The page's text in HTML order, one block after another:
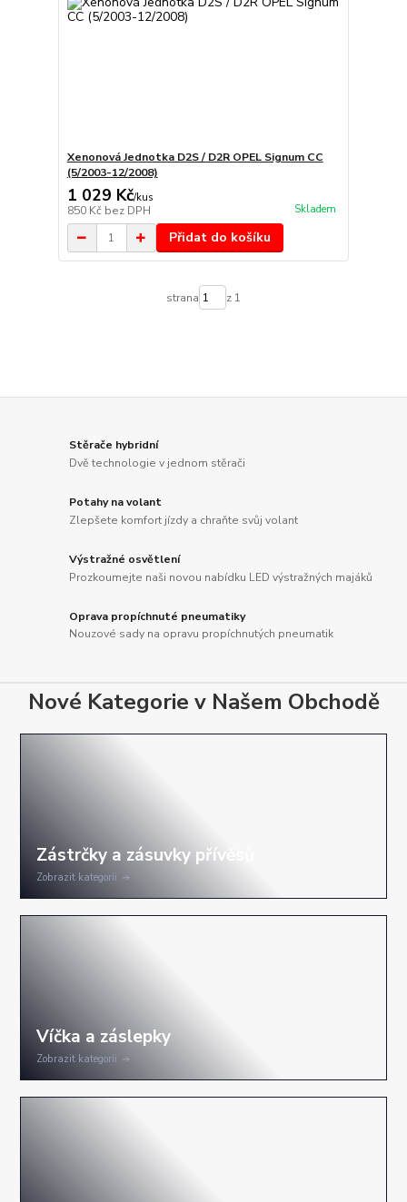
Xenonová Jednotka D2S / D2R OPEL Signum CC
(5/2003-12/2008)
1 029 Kč/kus
850 Kč bez DPH Skladem
Přidat do košíku
strana z 1
Stěrače hybridní
Dvě technologie v jednom stěrači
Potahy na volant
Zlepšete komfort jízdy a chraňte svůj volant
Výstražné osvětlení
Prozkoumejte naši novou nabídku LED výstražných majáků
Oprava propíchnuté pneumatiky
Nouzové sady na opravu propíchnutých pneumatik
Nové Kategorie v Našem Obchodě
Zobrazit kategorii
Zobrazit kategorii